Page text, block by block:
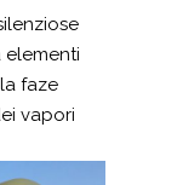
elementi
faze
vapori